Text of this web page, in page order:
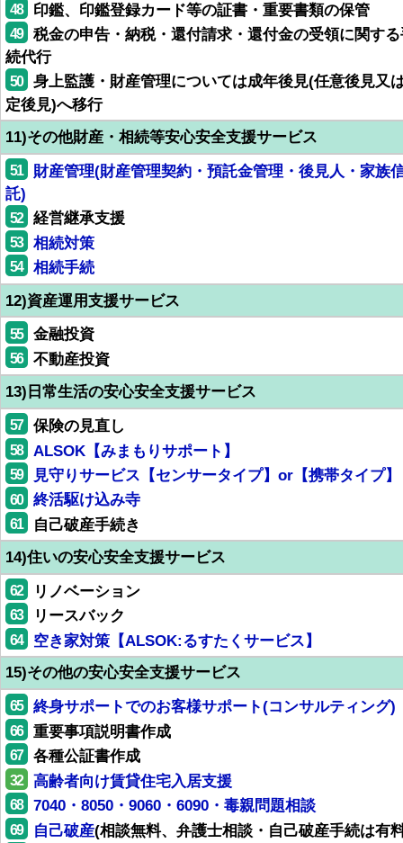
48 印鑑、印鑑登録カード等の証書・重要書類の保管
49
税金の申告・納税・還付請求・還付金の受領に関す
続代行
50
身上監護・財産管理については成年後見(任意後見又
定後見)へ移行
11)その他財産・相続等安心安全支援サービス
51
財産管理(財産管理契約・預託金管理・後見人・家族
託)
52 経営継承支援
53 相続対策
54
相続手続
12)資産運用支援サービス
55 金融投資
56
不動産投資
13)日常生活の安心安全支援サービス
57 保険の見直し
58 ALSOK【みまもりサポート】
59 見守りサービス【センサータイプ】or【携帯タイプ】
60 終活駆け込み寺
61
自己破産手続き
14)住いの安心安全支援サービス
62 リノベーション
63 リースバック
64
空き家対策【ALSOK:るすたくサービス】
15)その他の安心安全支援サービス
65 終身サポートでのお客様サポート(コンサルティング)
66 重要事項説明書作成
67 各種公証書作成
32 高齢者向け賃貸住宅入居支援
68 7040・8050・9060・6090・毒親問題相談
69 自己破産(相談無料、弁護士相談・自己破産手続は有